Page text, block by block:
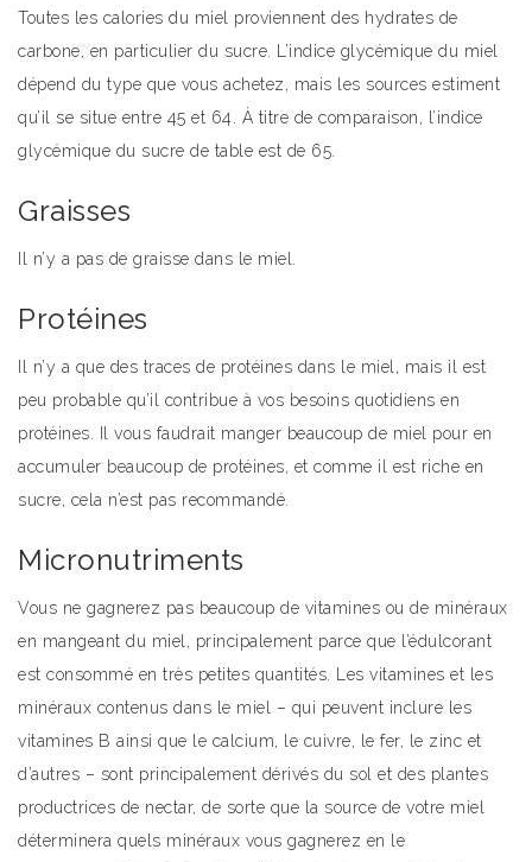
Toutes les calories du miel proviennent des hydrates de
carbone, en particulier du sucre. L’indice glycémique du miel
dépend du type que vous achetez, mais les sources estiment
qu’il se situe entre 45 et 64. À titre de comparaison, l’indice
glycémique du sucre de table est de 65.
Graisses
Il n’y a pas de graisse dans le miel.
Protéines
Il n’y a que des traces de protéines dans le miel, mais il est
peu probable qu’il contribue à vos besoins quotidiens en
protéines. Il vous faudrait manger beaucoup de miel pour en
accumuler beaucoup de protéines, et comme il est riche en
sucre, cela n’est pas recommandé.
Micronutriments
Vous ne gagnerez pas beaucoup de vitamines ou de minéraux
en mangeant du miel, principalement parce que l’édulcorant
est consommé en très petites quantités. Les vitamines et les
minéraux contenus dans le miel – qui peuvent inclure les
vitamines B ainsi que le calcium, le cuivre, le fer, le zinc et
d’autres – sont principalement dérivés du sol et des plantes
productrices de nectar, de sorte que la source de votre miel
déterminera quels minéraux vous gagnerez en le